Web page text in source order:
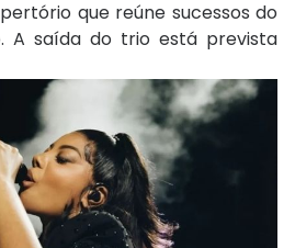
que reúne sucessos do
A saída do trio está prevista